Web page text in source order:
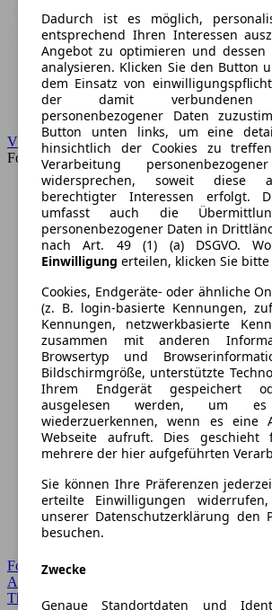
VW
Forum
Forum Startseite
Alle Auto-Foren
Themen-Forum
Dadurch ist es möglich,
entsprechend Ihren Interessen
Angebot zu optimieren und dessen
analysieren. Klicken Sie den Button
dem Einsatz von
der damit verbundenen
personenbezogener Daten
Button unten links, um eine
hinsichtlich der Cookies zu
Verarbeitung
widersprechen, soweit diese
berechtigter Interessen erfolgt.
umfasst auch die
personenbezogener Daten in
nach Art. 49 (1) (a) DSGVO.
Einwilligung erteilen, klicken Sie bitte
Cookies, Endgeräte- oder ähnliche
(z. B. login-basierte Kennungen,
Kennungen, netzwerkbasierte
zusammen mit anderen
Browsertyp und
Bildschirmgröße, unterstützte
Ihrem Endgerät gespeichert
ausgelesen werden, um
wiederzuerkennen, wenn es eine
Webseite aufruft. Dies
mehrere der hier aufgeführten
Sie können Ihre Präferenzen
erteilte Einwilligungen
unserer Datenschutzerklärung den
besuchen.
Zwecke
Genaue Standortdaten und